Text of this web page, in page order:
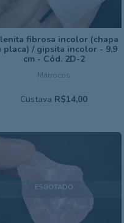
Marrocos
fibrosa incolor (chapa
placa) / gipsita incolor - 9,9
cm - Cód. 2D-2
Custava R$14,00
ESGOTADO